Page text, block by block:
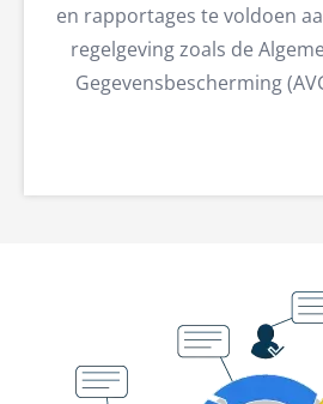
en rapportages te voldoen
regelgeving zoals de
Gegevensbescherming